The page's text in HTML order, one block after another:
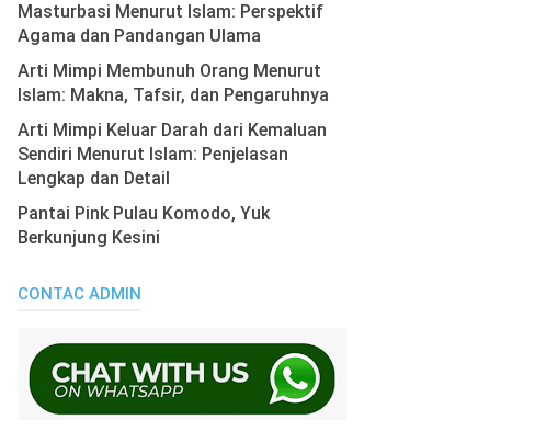
Masturbasi Menurut Islam: Perspektif
Agama dan Pandangan Ulama
Arti Mimpi Membunuh Orang Menurut
Islam: Makna, Tafsir, dan Pengaruhnya
Arti Mimpi Keluar Darah dari Kemaluan
Sendiri Menurut Islam: Penjelasan
Lengkap dan Detail
Pantai Pink Pulau Komodo, Yuk
Berkunjung Kesini
CONTAC ADMIN